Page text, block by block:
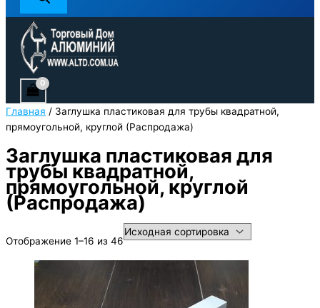
Главная / Заглушка пластиковая для трубы квадратной,
прямоугольной, круглой (Распродажа)
Заглушка пластиковая для
трубы квадратной,
прямоугольной, круглой
(Распродажа)
Отображение 1–16 из 46